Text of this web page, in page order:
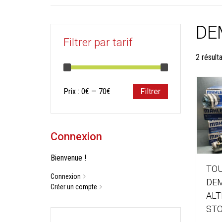
2
Filtrer par tarif
Prix
Prix
Filtrer
Prix : 0€ — 70€
Connexion
Bienvenue !
Connexion
Créer un compte